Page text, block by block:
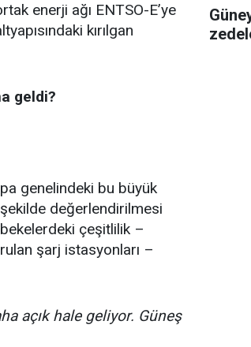
enerji ağı ENTSO-E’ye
kırılgan
geldi?
genelindeki bu büyük
değerlendirilmesi
çeşitlilik –
şarj istasyonları –
açık hale geliyor. Güneş